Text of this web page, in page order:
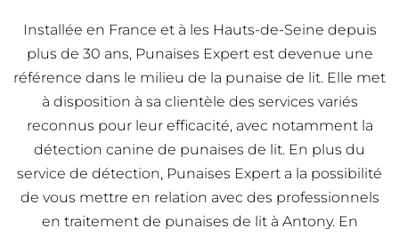
Installée en France et à les Hauts-de-Seine depuis
plus de 30 ans, Punaises Expert est devenue une
référence dans le milieu de la punaise de lit. Elle met
à disposition à sa clientèle des services variés
reconnus pour leur efficacité, avec notamment la
détection canine de punaises de lit. En plus du
service de détection, Punaises Expert a la possibilité
de vous mettre en relation avec des professionnels
en traitement de punaises de lit à Antony. En